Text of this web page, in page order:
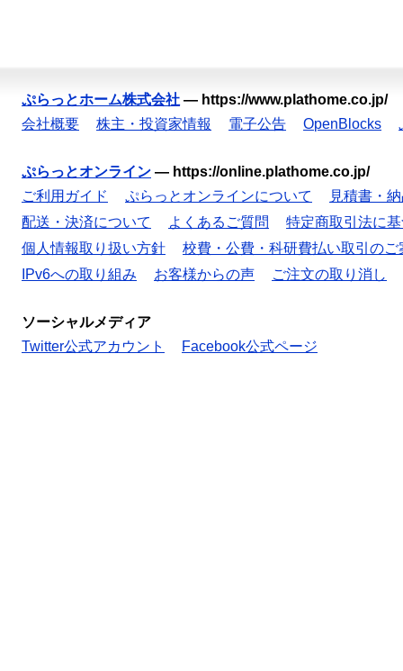
ぷらっとホーム株式会社 — https://www.plathome.co.jp/
会社概要
株主・投資家情報 電子公告 OpenBlocks
ぷらっとオンライン — https://online.plathome.co.jp/
ご利用ガイド
ぷらっとオンラインについて
見積書・
配送・決済について
よくあるご質問
特定商取引法に
個人情報取り扱い方針
校費・公費・科研費払い取引のご
IPv6への取り組み
お客様からの声 ご注文の取り消し
ソーシャルメディア
Twitter公式アカウント
Facebook公式ページ